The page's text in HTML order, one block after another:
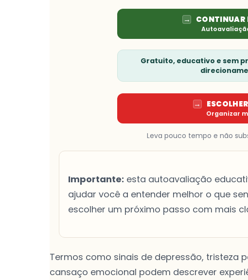
→ CONTINUAR
Gratuito, educativo e sem
→
Organizar
Leva pouco tempo e não
Importante: esta autoavaliação
ajudar você a entender melhor o que
escolher um próximo passo com mais
Termos como sinais de depressão, tristeza
cansaço emocional podem descrever